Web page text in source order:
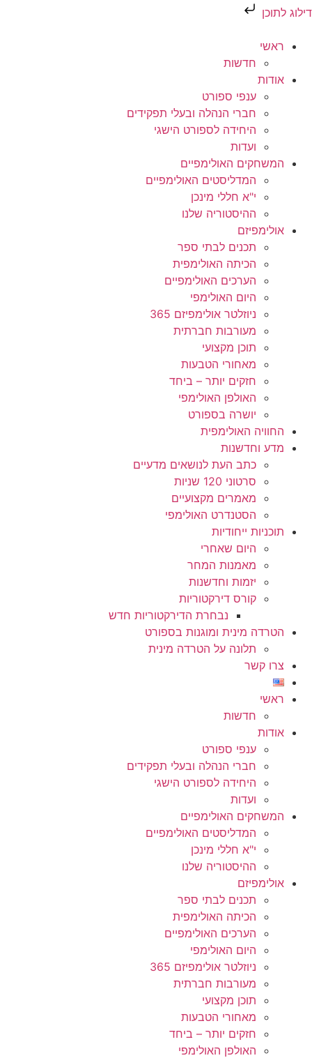
דילוג לתוכן
ראשי
חדשות
אודות
ענפי ספורט
חברי הנהלה ובעלי תפקידים
היחידה לספורט הישגי
ועדות
המשחקים האולימפיים
המדליסטים האולימפיים
י"א חללי מינכן
ההיסטוריה שלנו
אולימפיזם
תכנים לבתי ספר
הכיתה האולימפית
הערכים האולימפיים
היום האולימפי
ניוזלטר אולימפיזם 365
מעורבות חברתית
תוכן מקצועי
מאחורי הטבעות
חזקים יותר – ביחד
האולפן האולימפי
יושרה בספורט
החוויה האולימפית
מדע וחדשנות
כתב העת לנושאים מדעיים
סרטוני 120 שניות
מאמרים מקצועיים
הסטנדרט האולימפי
תוכניות ייחודיות
היום שאחרי
מאמנות המחר
יזמות וחדשנות
קורס דירקטוריות
נבחרת הדירקטוריות חדש
הטרדה מינית ומוגנות בספורט
תלונה על הטרדה מינית
צרו קשר
ראשי
חדשות
אודות
ענפי ספורט
חברי הנהלה ובעלי תפקידים
היחידה לספורט הישגי
ועדות
המשחקים האולימפיים
המדליסטים האולימפיים
י"א חללי מינכן
ההיסטוריה שלנו
אולימפיזם
תכנים לבתי ספר
הכיתה האולימפית
הערכים האולימפיים
היום האולימפי
ניוזלטר אולימפיזם 365
מעורבות חברתית
תוכן מקצועי
מאחורי הטבעות
חזקים יותר – ביחד
האולפן האולימפי